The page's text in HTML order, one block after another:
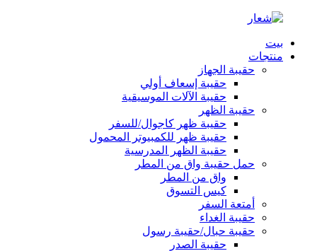
بيت
منتجات
حقيبة الجهاز
حقيبة إسعاف أولي
حقيبة الآلات الموسيقية
حقيبة الظهر
حقيبة ظهر كاجوال/للسفر
حقيبة ظهر للكمبيوتر المحمول
حقيبة الظهر المدرسية
حمل حقيبة واق من المطر
واق من المطر
كيس التسوق
أمتعة السفر
حقيبة الغداء
حقيبة حبال/حقيبة رسول
حقيبة الصدر